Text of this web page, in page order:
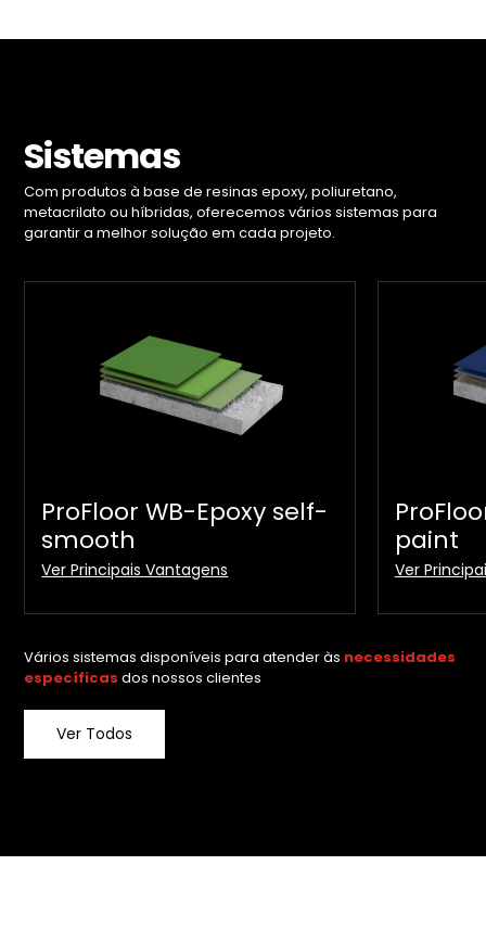
Sistemas
Com produtos à base de resinas epoxy, poliuretano,
metacrilato ou híbridas, oferecemos vários sistemas para
garantir a melhor solução em cada projeto.
ProFloor WB-Epoxy self-
smooth
Ver Principais Vantagens
Boa resistência química e mecânica
Elevada resistência ao desgaste
Anti-poeiras, impermeável e lavável
Liso mas antiderrapante em condições
de utilização seca
paint
Ver
Vários sistemas disponíveis para atender às necessidades
específicas dos nossos clientes
Ver Todos